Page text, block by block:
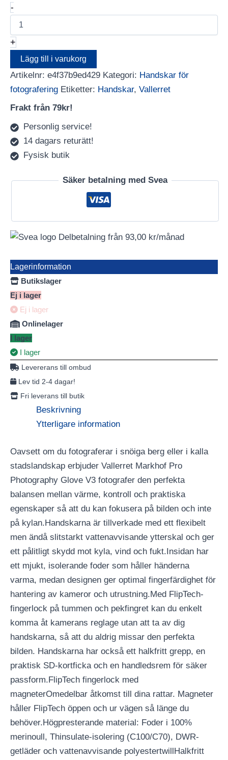
-Vallerret
Markhof
Pro
V3
Photography
Glove
mängd
+
Lägg till i varukorg
Artikelnr: e4f37b9ed429 Kategori: Handskar för
fotografering Etiketter: Handskar, Vallerret
Frakt från 79kr!
Personlig service!
14 dagars returätt!
Fysisk butik
Säker betalning med Svea
Delbetalning från 93,00 kr/månad
Lagerinformation
Butikslager
Ej i lager
Ej i lager
Onlinelager
I lager
I lager
Levererans till ombud
Lev tid 2-4 dagar!
Fri leverans till butik
Beskrivning
Ytterligare information
Oavsett om du fotograferar i snöiga berg eller i kalla
stadslandskap erbjuder Vallerret Markhof Pro
Photography Glove V3 fotografer den perfekta
balansen mellan värme, kontroll och praktiska
egenskaper så att du kan fokusera på bilden och inte
på kylan.Handskarna är tillverkade med ett flexibelt
men ändå slitstarkt vattenavvisande ytterskal och ger
ett pålitligt skydd mot kyla, vind och fukt.Insidan har
ett mjukt, isolerande foder som håller händerna
varma, medan designen ger optimal fingerfärdighet för
hantering av kameror och utrustning.Med FlipTech-
fingerlock på tummen och pekfingret kan du enkelt
komma åt kamerans reglage utan att ta av dig
handskarna, så att du aldrig missar den perfekta
bilden. Handskarna har också ett halkfritt grepp, en
praktisk SD-kortficka och en handledsrem för säker
passform.FlipTech fingerlock med
magneterOmedelbar åtkomst till dina rattar. Magneter
håller FlipTech öppen och ur vägen så länge du
behöver.Högpresterande material: Foder i 100%
merinoull, Thinsulate-isolering (C100/C70), DWR-
getläder och vattenavvisande polyestertwillHalkfritt